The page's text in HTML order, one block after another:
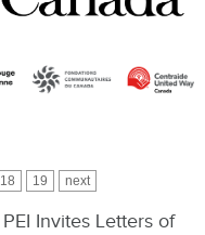
18 19 next
Invites Letters of